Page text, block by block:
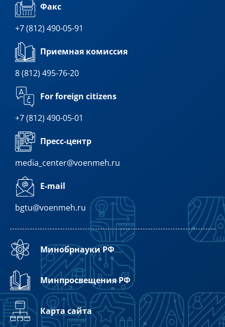
Факс
+7 (812) 490-05-91
Приемная комиссия
8 (812) 495-76-20
For foreign citizens
+7 (812) 490-05-01
Пресс-центр
media_center@voenmeh.ru
E-mail
bgtu@voenmeh.ru
Минобрнауки РФ
Минпросвещения РФ
Карта сайта